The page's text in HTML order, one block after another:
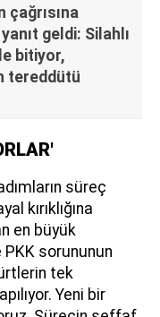
çağrısına
yanıt geldi: Silahlı
bitiyor,
tereddütü
süreç
kırıklığına
en büyük
sorununun
tek
Yeni bir